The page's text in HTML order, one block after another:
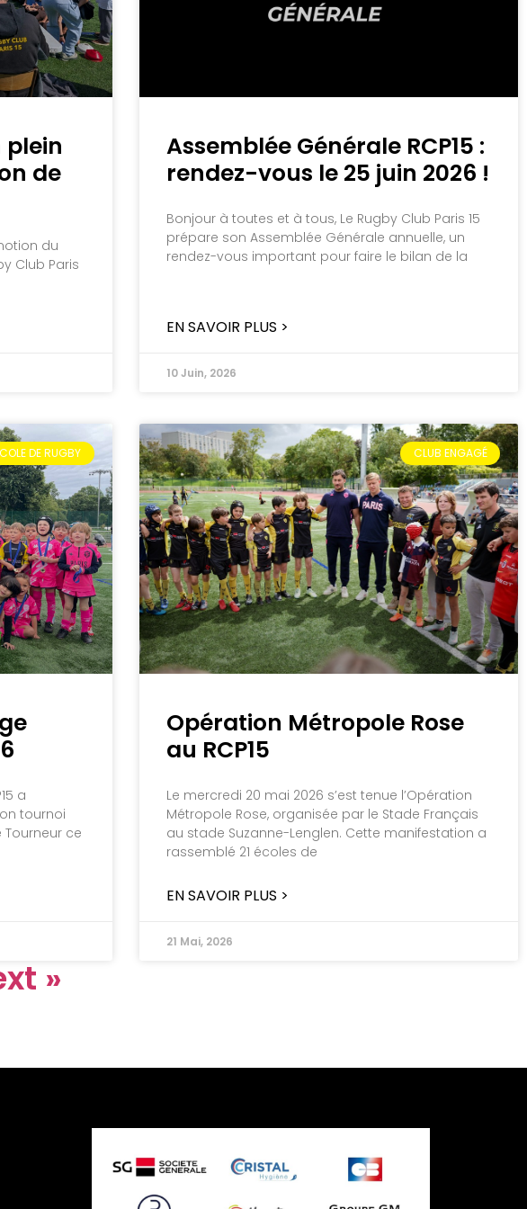
plein
de
du
Club Paris
Assemblée Générale RCP15 :
rendez-vous le 25 juin 2026 !
Bonjour à toutes et à tous, Le Rugby Club Paris 15
prépare son Assemblée Générale annuelle, un
rendez-vous important pour faire le bilan de la
EN SAVOIR PLUS >
10 Juin, 2026
DE RUGBY
a
tournoi
ce
CLUB ENGAGÉ
Opération Métropole Rose
au RCP15
Le mercredi 20 mai 2026 s’est tenue l’Opération
Métropole Rose, organisée par le Stade Français
au stade Suzanne-Lenglen. Cette manifestation a
rassemblé 21 écoles de
EN SAVOIR PLUS >
21 Mai, 2026
»